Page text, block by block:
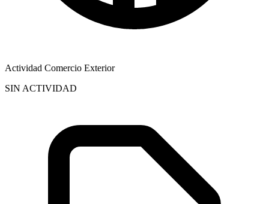
Actividad Comercio Exterior
SIN ACTIVIDAD